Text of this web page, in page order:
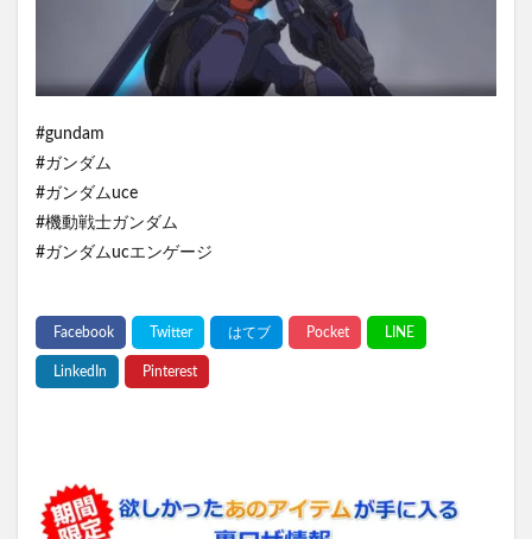
#gundam
#ガンダム
#ガンダムuce
#機動戦士ガンダム
#ガンダムucエンゲージ